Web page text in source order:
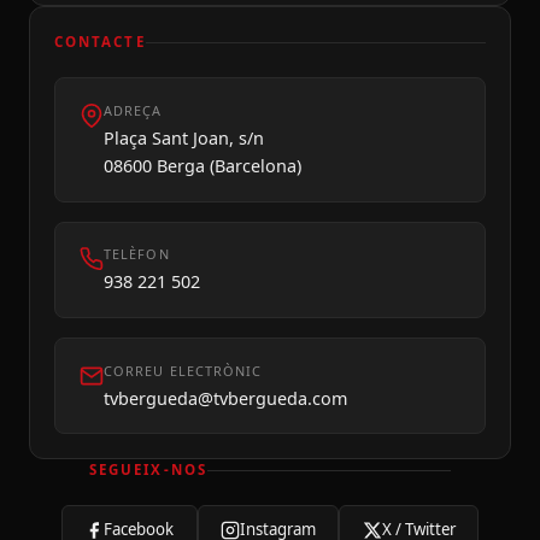
CONTACTE
ADREÇA
Plaça Sant Joan, s/n
08600 Berga (Barcelona)
TELÈFON
938 221 502
CORREU ELECTRÒNIC
tvbergueda@tvbergueda.com
SEGUEIX-NOS
Facebook Instagram X / Twitter